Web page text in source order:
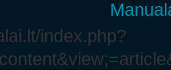
index.php?